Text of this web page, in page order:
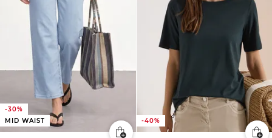
-30%
MID WAIST
-40%